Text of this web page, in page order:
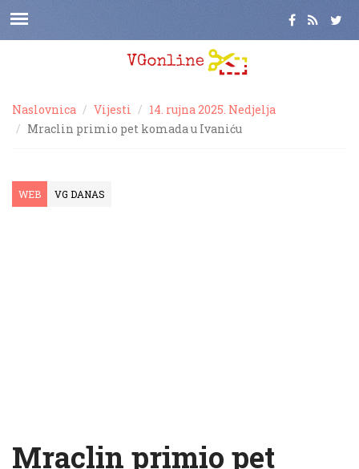
Naslovnica Vijesti
14. rujna 2025. Nedjelja
Mraclin primio pet komada u Ivaniću
WEB VG DANAS
Mraclin primio pet